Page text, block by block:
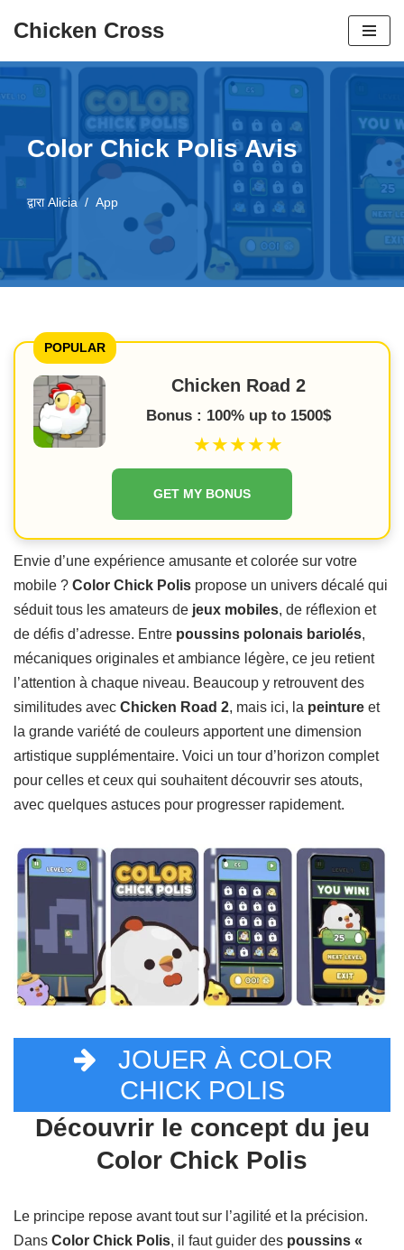
सामग्री
Chicken Cross
Color Chick Polis Avis
द्वाराAlicia App
POPULAR
Chicken Road 2
Bonus : 100% up to 1500$
★★★★★
GET MY BONUS
Envie d’une expérience amusante et colorée sur votre
mobile ? Color Chick Polis propose un univers décalé qui
séduit tous les amateurs de jeux mobiles, de réflexion et
de défis d’adresse. Entre poussins polonais bariolés,
mécaniques originales et ambiance légère, ce jeu retient
l’attention à chaque niveau. Beaucoup y retrouvent des
similitudes avec Chicken Road 2, mais ici, la peinture et
la grande variété de couleurs apportent une dimension
artistique supplémentaire. Voici un tour d’horizon complet
pour celles et ceux qui souhaitent découvrir ses atouts,
avec quelques astuces pour progresser rapidement.
JOUER À COLOR
CHICK POLIS
Découvrir le concept du jeu
Color Chick Polis
Le principe repose avant tout sur l’agilité et la précision.
Dans Color Chick Polis, il faut guider des poussins «